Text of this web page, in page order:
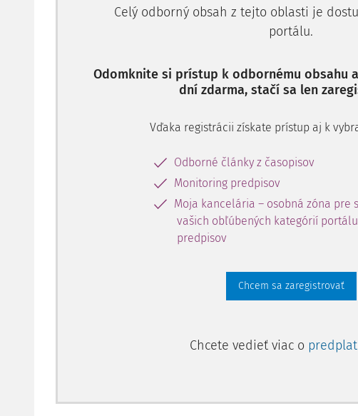
Skutkový stav:
Krajský súd podľa § 194 ods. 1 písm. a) TP zrušil uznesenie
Celý odborný obsah z tejto oblasti je
portálu.
Odomknite si prístup k odbornému obsahu
dní zdarma, stačí sa len
Vďaka registrácii získate prístup aj k
Odborné články z časopisov
Monitoring predpisov
Moja kancelária – osobná zóna pre
vašich obľúbených kategórií
predpisov
Chcem sa zaregistrovať
Chcete vedieť viac o